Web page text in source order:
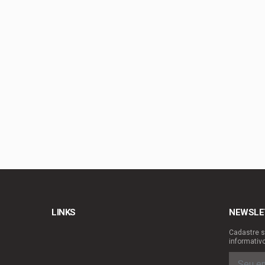
LINKS
Cadastre